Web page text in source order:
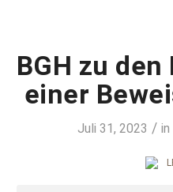
BGH zu
einer
Juli 31, 2023 / in